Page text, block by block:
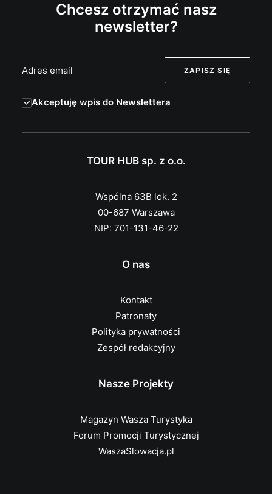
Chcesz otrzymać nasz
newsletter?
Akceptuję wpis do Newslettera
TOUR HUB sp. z o.o.
Wspólna 63B lok. 2
00-687 Warszawa
NIP: 701-131-46-22
O nas
Kontakt
Patronaty
Polityka prywatności
Zespół redakcyjny
Nasze Projekty
Magazyn Wasza Turystyka
Forum Promocji Turystycznej
WaszaSlowacja.pl